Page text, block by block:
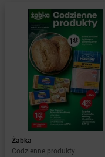
Żabka
Codzienne produkty